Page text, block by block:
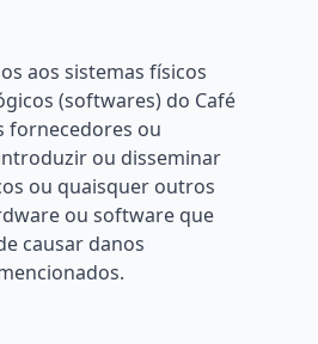
aos sistemas físicos
(softwares) do Café
fornecedores ou
ou disseminar
ou quaisquer outros
ou software que
causar danos